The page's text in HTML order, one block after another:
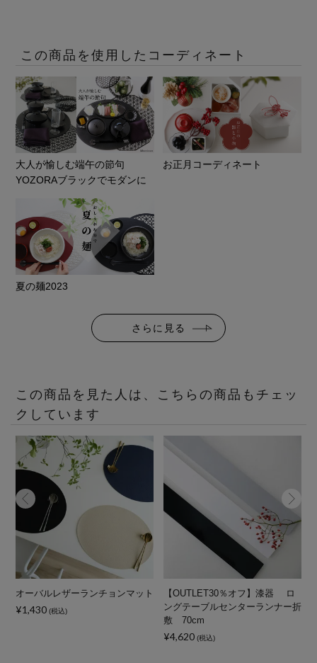
この商品を使用したコーディネート
大人が愉しむ端午の節句
YOZORAブラックでモダンに
お正月コーディネート
夏の麺2023
さらに見る
この商品を見た人は、こちらの商品もチェッ
クしています
オーバルレザーランチョンマット
¥1,430 (税込)
【OUTLET30％オフ】漆器 ロ
ングテーブルセンターランナー折
敷 70cm
¥4,620 (税込)